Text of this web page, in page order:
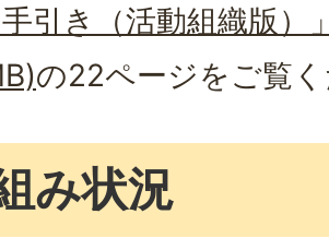
引き（活動組織版）
の22ページをご覧
み状況